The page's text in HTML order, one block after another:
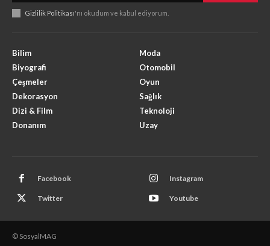
Gizlilik Politikası'nı okudum ve kabul ediyorum.
Bilim
Biyografi
Çeşmeler
Dekorasyon
Dizi & Film
Donanım
Moda
Otomobil
Oyun
Sağlık
Teknoloji
Uzay
Facebook Instagram
Twitter Youtube
© SosyalMAG